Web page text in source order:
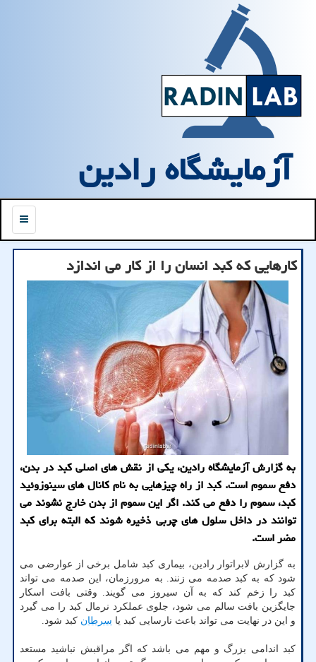
آزمایشگاه رادین
منو
کارهایی که کبد انسان را از کار می اندازد
به گزارش آزمایشگاه رادین، یکی از نقش های اصلی کبد در بدن،
دفع سموم است. کبد از راه چیزهایی به نام کانال های سینوزوئید
کبد، سموم را دفع می کند. اگر این سموم از بدن خارج نشوند می
توانند در داخل سلول های چربی ذخیره شوند که البته برای کبد
مضر است.
به گزارش لابراتوار رادین، بیماری کبد شامل برخی از عوارضی می
شود که به کبد صدمه می زنند. به مرورزمان، این صدمه می تواند
کبد را زخم کند که به آن سیروز می گویند. وقتی بافت اسکار
جایگزین بافت سالم می شود، جلوی عملکرد نرمال کبد را می گیرد
و این در نهایت می تواند باعث نارسایی کبد یا سرطان کبد شود.
کبد اندامی بزرگ و مهم می باشد که اگر مراقبش نباشید مستعد